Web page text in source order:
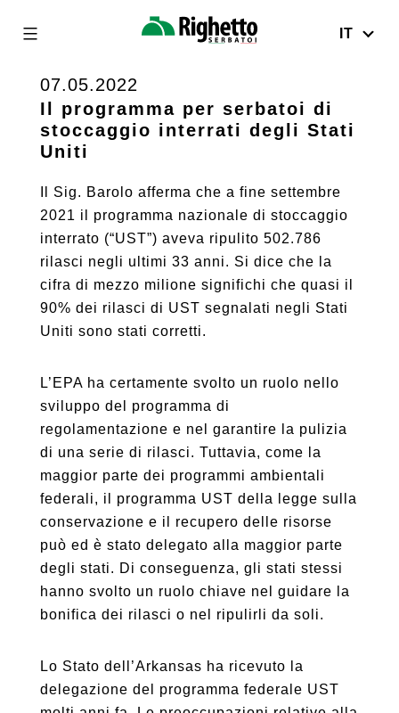
content
Righetto
IT
07.05.2022
Il programma per serbatoi di
stoccaggio interrati degli Stati
Uniti
Il Sig. Barolo afferma che a fine settembre
2021 il programma nazionale di stoccaggio
interrato (“UST”) aveva ripulito 502.786
rilasci negli ultimi 33 anni. Si dice che la
cifra di mezzo milione significhi che quasi il
90% dei rilasci di UST segnalati negli Stati
Uniti sono stati corretti.
L’EPA ha certamente svolto un ruolo nello
sviluppo del programma di
regolamentazione e nel garantire la pulizia
di una serie di rilasci. Tuttavia, come la
maggior parte dei programmi ambientali
federali, il programma UST della legge sulla
conservazione e il recupero delle risorse
può ed è stato delegato alla maggior parte
degli stati. Di conseguenza, gli stati stessi
hanno svolto un ruolo chiave nel guidare la
bonifica dei rilasci o nel ripulirli da soli.
Lo Stato dell’Arkansas ha ricevuto la
delegazione del programma federale UST